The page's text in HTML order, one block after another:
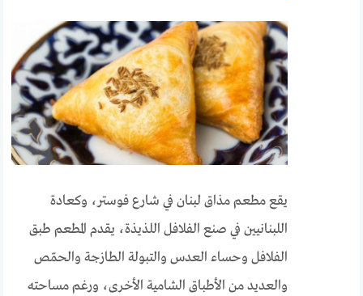
يقع مطعم مذاق لبنان في شارع فوستر، وكعادة
اللبنانيين في صنع الفلافل اللذيذة، يقدم المطعم طبق
الفلافل وحساء العدس والتبولة الطازجة والحمّص
والعديد من الأطباق الشامية الأخرى، ورغم مساحته